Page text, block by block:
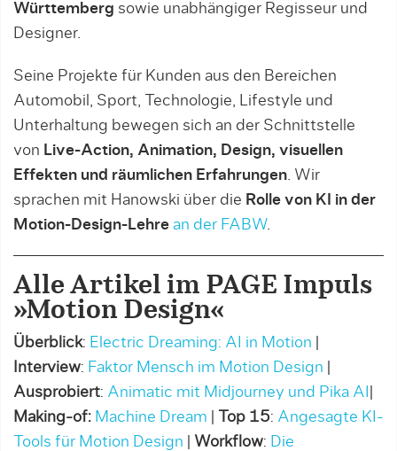
Württemberg sowie unabhängiger Regisseur und
Designer.
Seine Projekte für Kunden aus den Bereichen
Automobil, Sport, Technologie, Lifestyle und
Unterhaltung bewegen sich an der Schnittstelle
von Live-Action, Animation, Design, visuellen
Effekten und räumlichen Erfahrungen. Wir
sprachen mit Hanowski über die Rolle von KI in der
Motion-Design-Lehre an der FABW.
Alle Artikel im PAGE Impuls
»Motion Design«
Überblick: Electric Dreaming: AI in Motion
Interview: Faktor Mensch im Motion Design
Ausprobiert: Animatic mit Midjourney und Pika AI
Making-of: Machine Dream Top 15: Angesagte KI-
Tools für Motion Design
Workflow: Die